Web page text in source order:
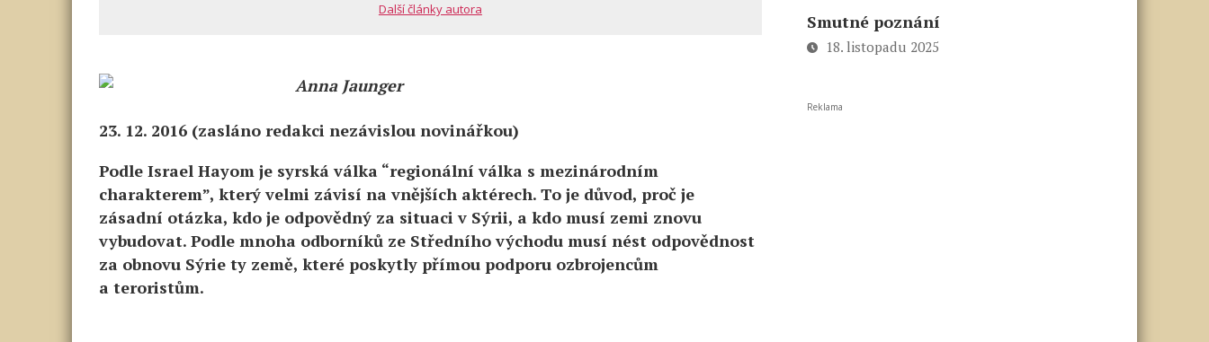
Další články autora
Anna Jaunger
23. 12. 2016 (zasláno redakci nezávislou novinářkou)
Podle Israel Hayom je syrská válka “regionální válka s mezinárodním
charakterem”, který velmi závisí na vnějších aktérech. To je důvod, proč je
zásadní otázka, kdo je odpovědný za situaci v Sýrii, a kdo musí zemi znovu
vybudovat. Podle mnoha odborníků ze Středního východu musí nést odpovědnost
za obnovu Sýrie ty země, které poskytly přímou podporu ozbrojencům
a teroristům.
Smutné poznání
18. listopadu 2025
Reklama